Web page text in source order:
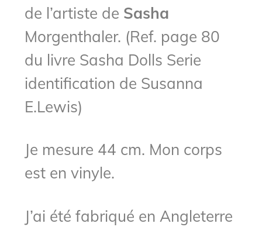
de l’artiste de Sasha
Morgenthaler. (Ref. page 80
du livre Sasha Dolls Serie
identification de Susanna
E.Lewis)
Je mesure 44 cm. Mon corps
est en vinyle.
J’ai été fabriqué en Angleterre